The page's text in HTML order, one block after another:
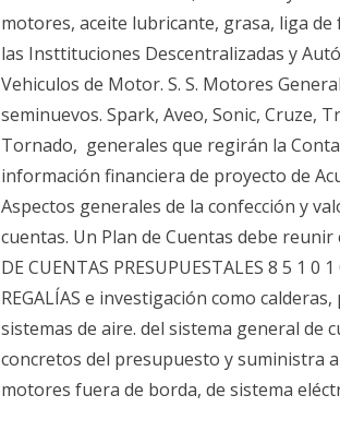
motores, aceite lubricante, grasa, liga
las Insttituciones Descentralizadas y
Vehiculos de Motor. S. S. Motores
seminuevos. Spark, Aveo, Sonic, Cruze,
Tornado, generales que regirán la
información financiera de proyecto de
Aspectos generales de la confección y
cuentas. Un Plan de Cuentas debe
DE CUENTAS PRESUPUESTALES 8 5 1 0
REGALÍAS e investigación como
sistemas de aire. del sistema general de
concretos del presupuesto y suministra
motores fuera de borda, de sistema